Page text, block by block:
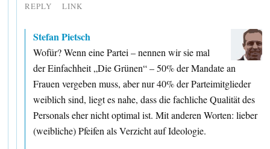
REPLY LINK
Stefan Pietsch
Wofür? Wenn eine Partei – nennen wir sie mal
der Einfachheit „Die Grünen“ – 50% der Mandate an
Frauen vergeben muss, aber nur 40% der Parteimitglieder
weiblich sind, liegt es nahe, dass die fachliche Qualität des
Personals eher nicht optimal ist. Mit anderen Worten: lieber
(weibliche) Pfeifen als Verzicht auf Ideologie.